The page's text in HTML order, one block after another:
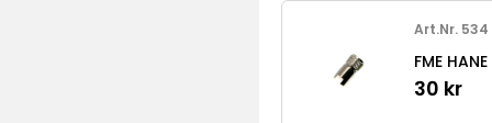
Art.Nr. 534
FME
30 kr